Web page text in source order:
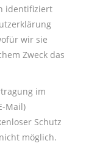
identifiziert
wir sie
Zweck das
im
Mail)
Schutz
möglich.